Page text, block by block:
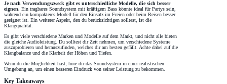
Je nach Verwendungszweck gibt es unterschiedliche Modelle, die sich besser
eignen. Ein tragbares Soundsystem mit kräftigem Bass könnte ideal für Partys sein,
während ein kompakteres Modell für den Einsatz im Freien oder beim Reisen besser
geeignet ist. Ein weiterer Aspekt, den du berücksichtigen solltest, ist die
Klangqualität.
Es gibt viele verschiedene Marken und Modelle auf dem Markt, und nicht alle bieten
die gleiche Audioleistung. Du solltest dir Zeit nehmen, um verschiedene Systeme
auszuprobieren und herauszufinden, welches dir am besten gefällt. Achte dabei auf die
Klangbalance und die Klarheit der Höhen und Tiefen.
Wenn du die Möglichkeit hast, höre dir das Soundsystem in einer realistischen
Umgebung an, um einen besseren Eindruck von seiner Leistung zu bekommen.
Key Takeaways